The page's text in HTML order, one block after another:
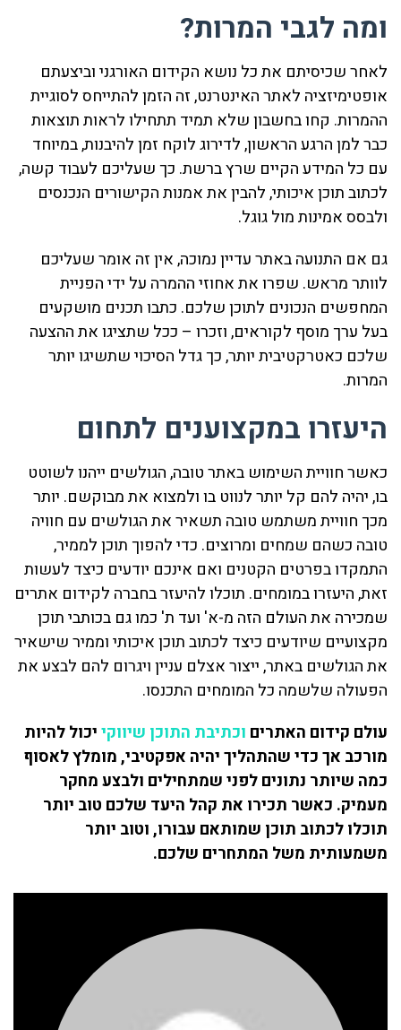
ומה לגבי המרות?
לאחר שכיסיתם את כל נושא הקידום האורגני וביצעתם
אופטימיזציה לאתר האינטרנט, זה הזמן להתייחס לסוגיית
ההמרות. קחו בחשבון שלא תמיד תתחילו לראות תוצאות
כבר למן הרגע הראשון, לדירוג לוקח זמן להיבנות, במיוחד
עם כל המידע הקיים שרץ ברשת. כך שעליכם לעבוד קשה,
לכתוב תוכן איכותי, להבין את אמנות הקישורים הנכנסים
ולבסס אמינות מול גוגל.
גם אם התנועה באתר עדיין נמוכה, אין זה אומר שעליכם
לוותר מראש. שפרו את אחוזי ההמרה על ידי הפניית
המחפשים הנכונים לתוכן שלכם. כתבו תכנים מושקעים
בעל ערך מוסף לקוראים, וזכרו – ככל שתציגו את ההצעה
שלכם כאטרקטיבית יותר, כך גדל הסיכוי שתשיגו יותר
המרות.
היעזרו במקצוענים לתחום
כאשר חוויית השימוש באתר טובה, הגולשים ייהנו לשוטט
בו, יהיה להם קל יותר לנווט בו ולמצוא את מבוקשם. יותר
מכך חוויית משתמש טובה תשאיר את הגולשים עם חוויה
טובה כשהם שמחים ומרוצים. כדי להפוך תוכן לממיר,
התמקדו בפרטים הקטנים ואם אינכם יודעים כיצד לעשות
זאת, היעזרו במומחים. תוכלו להיעזר בחברה לקידום אתרים
שמכירה את העולם הזה מ-א' ועד ת' כמו גם בכותבי תוכן
מקצועיים שיודעים כיצד לכתוב תוכן איכותי וממיר שישאיר
את הגולשים באתר, ייצור אצלם עניין ויגרום להם לבצע את
הפעולה שלשמה כל המומחים התכנסו.
עולם קידום האתרים וכתיבת התוכן שיווקייכול להיות
מורכב אך כדי שהתהליך יהיה אפקטיבי, מומלץ לאסוף
כמה שיותר נתונים לפני שמתחילים ולבצע מחקר
מעמיק. כאשר תכירו את קהל היעד שלכם טוב יותר
תוכלו לכתוב תוכן שמותאם עבורו, וטוב יותר
משמעותית משל המתחרים שלכם.